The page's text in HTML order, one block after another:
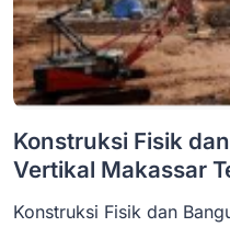
Konstruksi Fisik
Vertikal Makassar
Konstruksi Fisik dan